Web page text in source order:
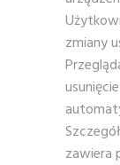
zmiany
zawiera